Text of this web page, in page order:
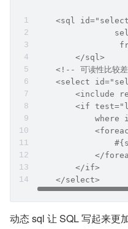
<sql
	</sql>
<!-- 可读性比较
<select
<include
<if
where
</
        </if>
    </select>
动态 sql 让 SQL 写起来更